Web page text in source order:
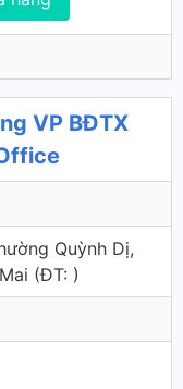
VP BĐTX
Quỳnh Dị,
(ÐT: )